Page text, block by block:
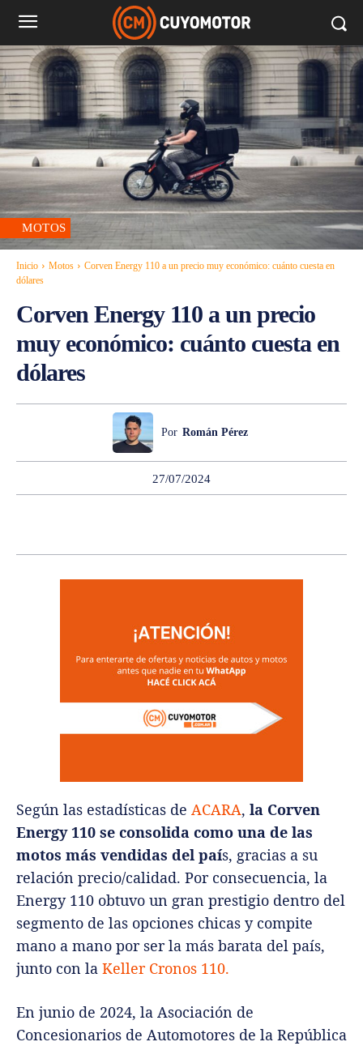
MOTOS
Inicio Motos
Corven Energy 110 a un precio muy económico: cuánto cuesta en
dólares
Corven Energy 110 a un precio
muy económico: cuánto cuesta en
dólares
Por Román Pérez
27/07/2024
Según las estadísticas de ACARA, la Corven
Energy 110 se consolida como una de las
motos más vendidas del país, gracias a su
relación precio/calidad. Por consecuencia, la
Energy 110 obtuvo un gran prestigio dentro del
segmento de las opciones chicas y compite
mano a mano por ser la más barata del país,
junto con la Keller Cronos 110.
En junio de 2024, la Asociación de
Concesionarios de Automotores de la República